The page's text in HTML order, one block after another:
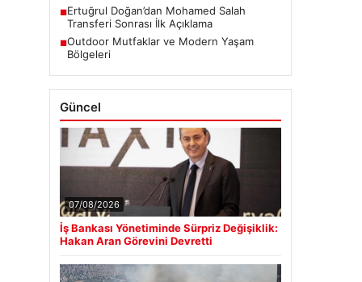
■Ertuğrul Doğan’dan Mohamed Salah
Transferi Sonrası İlk Açıklama
■Outdoor Mutfaklar ve Modern Yaşam
Bölgeleri
Güncel
07/08/2026
İş Bankası Yönetiminde Sürpriz Değişiklik:
Hakan Aran Görevini Devretti